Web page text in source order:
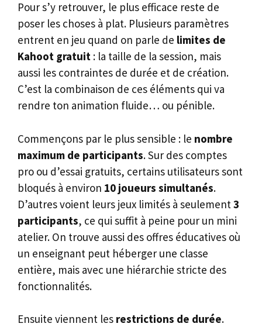
Pour s’y retrouver, le plus efficace reste de
poser les choses à plat. Plusieurs paramètres
entrent en jeu quand on parle de limites de
Kahoot gratuit : la taille de la session, mais
aussi les contraintes de durée et de création.
C’est la combinaison de ces éléments qui va
rendre ton animation fluide… ou pénible.
Commençons par le plus sensible : le nombre
maximum de participants. Sur des comptes
pro ou d’essai gratuits, certains utilisateurs sont
bloqués à environ 10 joueurs simultanés.
D’autres voient leurs jeux limités à seulement3
participants, ce qui suffit à peine pour un mini
atelier. On trouve aussi des offres éducatives où
un enseignant peut héberger une classe
entière, mais avec une hiérarchie stricte des
fonctionnalités.
Ensuite viennent les restrictions de durée.